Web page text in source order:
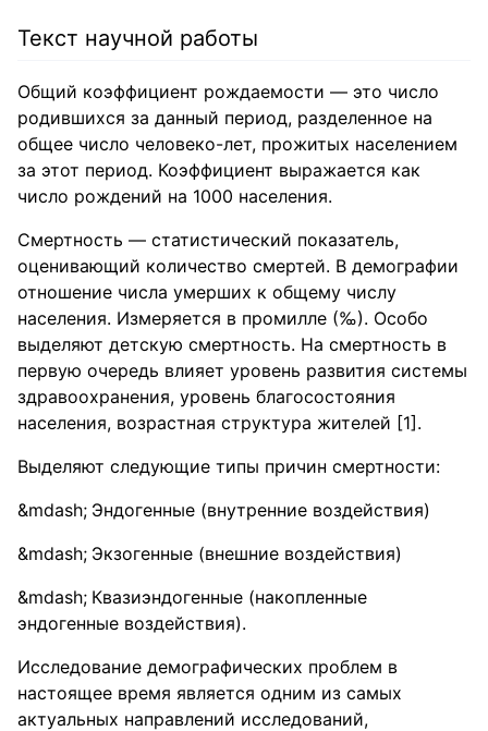
Текст научной работы
Общий коэффициент рождаемости — это число
родившихся за данный период, разделенное на
общее число человеко-лет, прожитых населением
за этот период. Коэффициент выражается как
число рождений на 1000 населения.
Смертность — статистический показатель,
оценивающий количество смертей. В демографии
отношение числа умерших к общему числу
населения. Измеряется в промилле (‰). Особо
выделяют детскую смертность. На смертность в
первую очередь влияет уровень развития системы
здравоохранения, уровень благосостояния
населения, возрастная структура жителей [1].
Выделяют следующие типы причин смертности:
Эндогенные (внутренние воздействия)
Экзогенные (внешние воздействия)
Квазиэндогенные (накопленные
эндогенные воздействия).
Исследование демографических проблем в
настоящее время является одним из самых
актуальных направлений исследований,